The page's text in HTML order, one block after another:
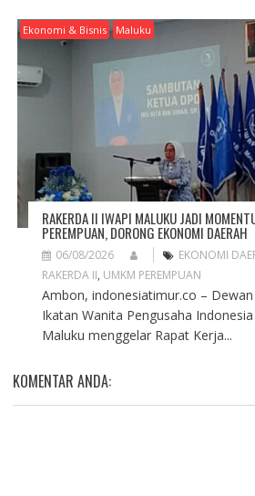
Ekonomi & Bisnis Maluku
RAKERDA II IWAPI MALUKU JADI
PEREMPUAN, DORONG EKONOMI DAERAH
06/08/2026 EKONOMI
RAKERDA II, UMKM PEREMPUAN
Ambon, indonesiatimur.co –
Ikatan Wanita Pengusaha
Maluku menggelar Rapat Kerja...
KOMENTAR ANDA: